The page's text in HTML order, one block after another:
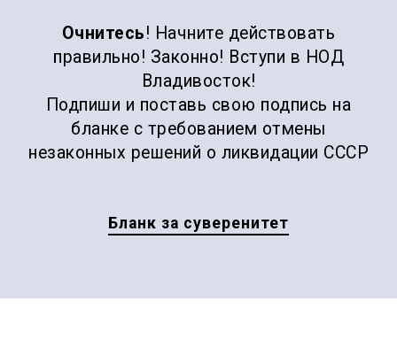
Очнитесь! Начните действовать
правильно! Законно! Вступи в НОД
Владивосток!
Подпиши и поставь свою подпись на
бланке с требованием отмены
незаконных решений о ликвидации СССР
Бланк за суверенитет